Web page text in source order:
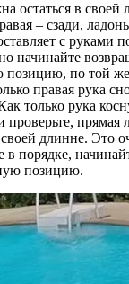
остаться в
– сзади,
с руками
начинайте
позицию, по той
правая рука
только рука
проверьте, прямая
длинне. Это
в порядке,
позицию.